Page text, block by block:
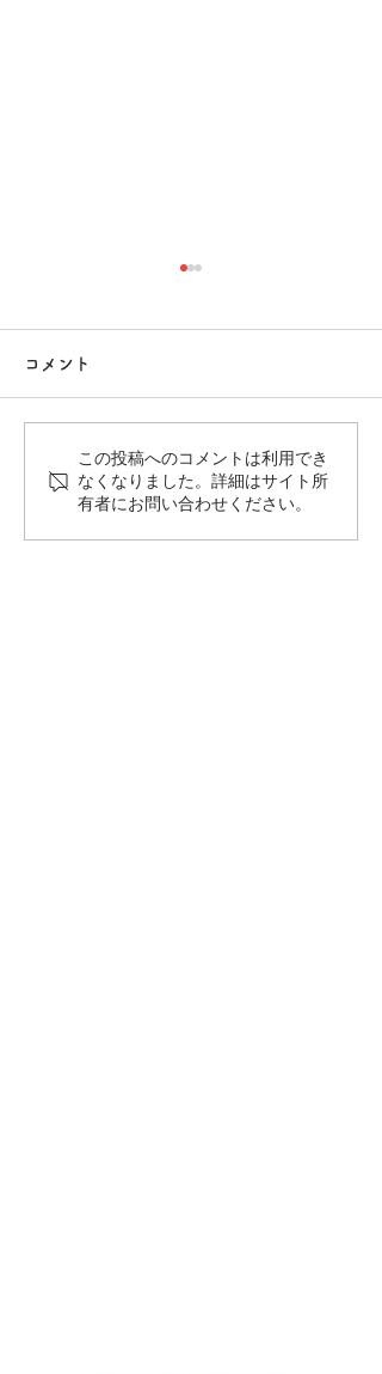
受注受付締切のお知らせ
（2026年6月末まで）
コメント
この投稿へのコメントは利用でき
なくなりました。詳細はサイト所
有者にお問い合わせください。